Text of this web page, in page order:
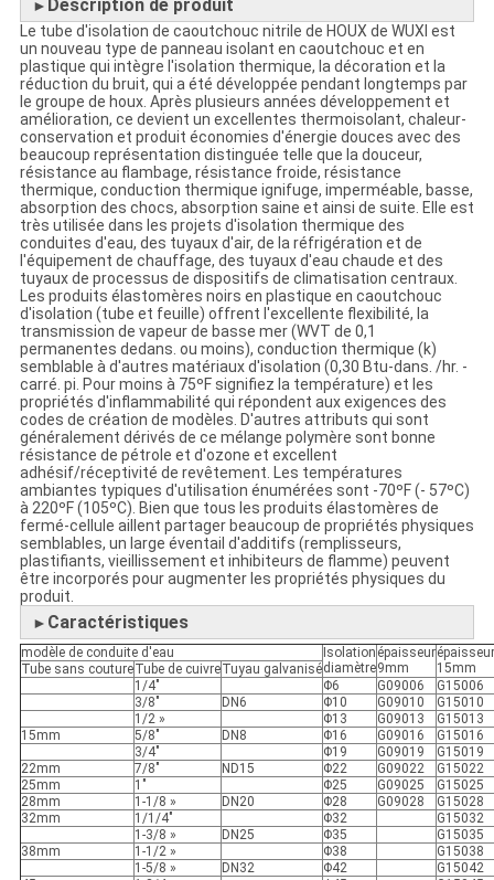
► Description de produit
Le tube d'isolation de caoutchouc nitrile de HOUX de WUXI est
un nouveau type de panneau isolant en caoutchouc et en
plastique qui intègre l'isolation thermique, la décoration et la
réduction du bruit, qui a été développée pendant longtemps par
le groupe de houx. Après plusieurs années développement et
amélioration, ce devient un excellentes thermoisolant, chaleur-
conservation et produit économies d'énergie douces avec des
beaucoup représentation distinguée telle que la douceur,
résistance au flambage, résistance froide, résistance
thermique, conduction thermique ignifuge, imperméable, basse,
absorption des chocs, absorption saine et ainsi de suite. Elle est
très utilisée dans les projets d'isolation thermique des
conduites d'eau, des tuyaux d'air, de la réfrigération et de
l'équipement de chauffage, des tuyaux d'eau chaude et des
tuyaux de processus de dispositifs de climatisation centraux.
Les produits élastomères noirs en plastique en caoutchouc
d'isolation (tube et feuille) offrent l'excellente flexibilité, la
transmission de vapeur de basse mer (WVT de 0,1
permanentes dedans. ou moins), conduction thermique (k)
semblable à d'autres matériaux d'isolation (0,30 Btu-dans. /hr. -
carré. pi. Pour moins à 75ºF signifiez la température) et les
propriétés d'inflammabilité qui répondent aux exigences des
codes de création de modèles. D'autres attributs qui sont
généralement dérivés de ce mélange polymère sont bonne
résistance de pétrole et d'ozone et excellent
adhésif/réceptivité de revêtement. Les températures
ambiantes typiques d'utilisation énumérées sont -70ºF (- 57ºC)
à 220ºF (105ºC). Bien que tous les produits élastomères de
fermé-cellule aillent partager beaucoup de propriétés physiques
semblables, un large éventail d'additifs (remplisseurs,
plastifiants, vieillissement et inhibiteurs de flamme) peuvent
être incorporés pour augmenter les propriétés physiques du
produit.
► Caractéristiques
modèle de conduite d'eau
Isolation
diamètre
épaisseur
9mm
épaisseur
15mm
Tube sans coutureTube de cuivreTuyau galvanisé
1/4"
Φ6 G09006
G15006
3/8"
DN6 Φ10 G09010
G15010
1/2 »
Φ13 G09013
G15013
15mm
5/8" DN8 Φ16 G09016
G15016
3/4"
Φ19 G09019
G15019
22mm
7/8" ND15 Φ22 G09022
G15022
25mm
1" Φ25 G09025
G15025
28mm
1-1/8 » DN20 Φ28 G09028
G15028
32mm
1/1/4" Φ32
G15032
1-3/8 »
DN25 Φ35
G15035
38mm
1-1/2 » Φ38
G15038
1-5/8 »
DN32 Φ42
G15042